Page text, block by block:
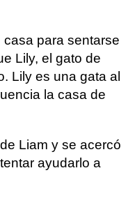
para sentarse
Lily, el gato de
Lily es una gata al
la casa de
Liam y se acercó
ayudarlo a